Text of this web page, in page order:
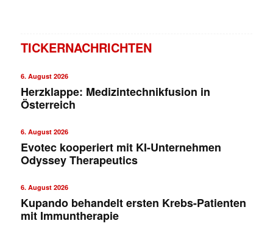
TICKERNACHRICHTEN
6. August 2026
Herzklappe: Medizintechnikfusion in
Österreich
6. August 2026
Evotec kooperiert mit KI-Unternehmen
Odyssey Therapeutics
6. August 2026
Kupando behandelt ersten Krebs-Patienten
mit Immuntherapie